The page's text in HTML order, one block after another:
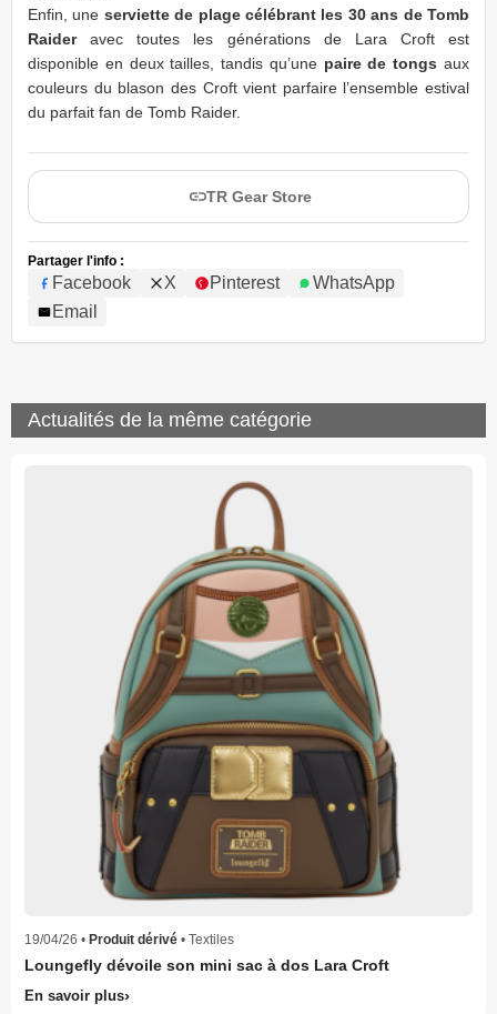
Enfin, une serviette de plage célébrant les 30 ans de Tomb
Raideravec toutes les générations de Lara Croft est
disponible en deux tailles, tandis qu’une paire de tongs aux
couleurs du blason des Croft vient parfaire l’ensemble estival
du parfait fan de Tomb Raider.
TR Gear Store
Partager l'info :
Facebook X Pinterest
WhatsApp
Email
Actualités de la même catégorie
19/04/26 • Produit dérivé • Textiles
Loungefly dévoile son mini sac à dos Lara Croft
En savoir plus